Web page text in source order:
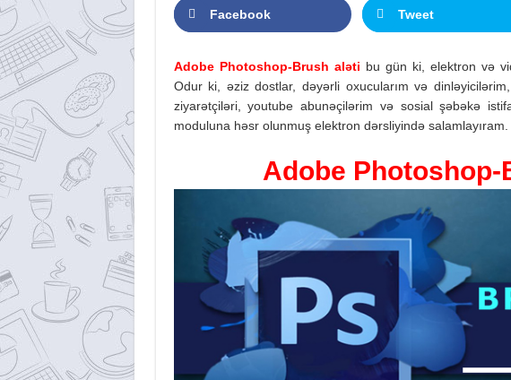
Facebook Tweet
Adobe Photoshop-Brush aləti bu gün ki, elektron və
Odur ki, əziz dostlar, dəyərli oxucularım və
ziyarətçiləri, youtube abunəçilərim və sosial şəbəkə
moduluna həsr olunmuş elektron dərsliyində salamlayıram.
Adobe